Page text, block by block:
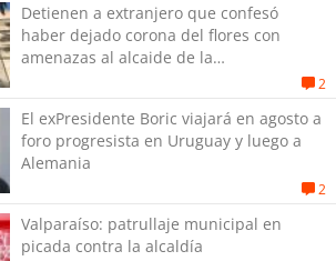
Detienen a extranjero que confesó
haber dejado corona del flores con
amenazas al alcaide de la
2
El exPresidente Boric viajará en agosto a
foro progresista en Uruguay y luego a
Alemania
2
Valparaíso: patrullaje municipal en
picada contra la alcaldía